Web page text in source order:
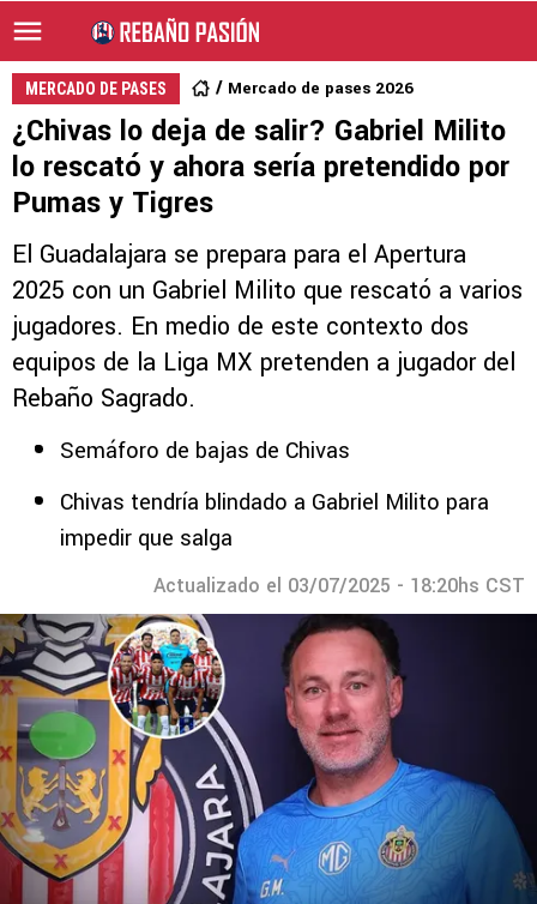
MERCADO DE PASES Mercado de pases 2026
¿Chivas lo deja de salir? Gabriel Milito
lo rescató y ahora sería pretendido por
Pumas y Tigres
El Guadalajara se prepara para el Apertura
2025 con un Gabriel Milito que rescató a varios
jugadores. En medio de este contexto dos
equipos de la Liga MX pretenden a jugador del
Rebaño Sagrado.
Semáforo de bajas de Chivas
Chivas tendría blindado a Gabriel Milito para
impedir que salga
Actualizado el 03/07/2025 - 18:20hs CST